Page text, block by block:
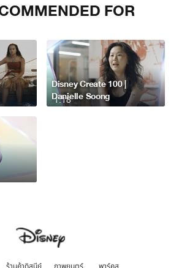
FOR
1:18
Disney Create 100 |
Danielle Soong